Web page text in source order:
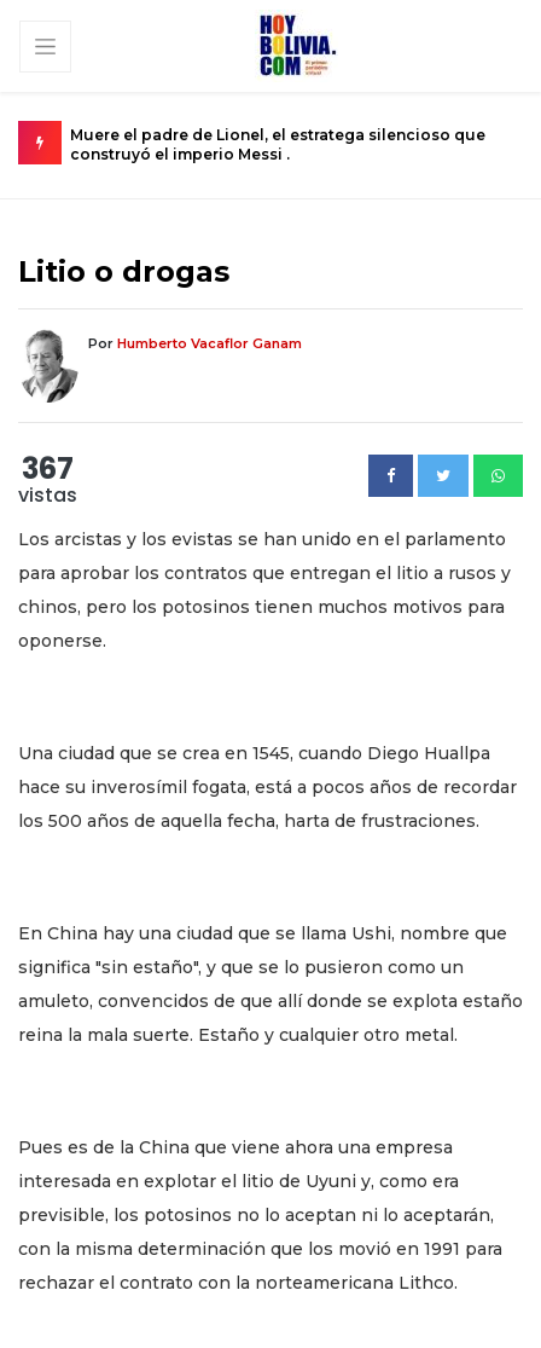
que
Urkupiña: El valle donde la piedra brota milagros y la fe
se convierte en realidad .
Litio o drogas
Por Humberto Vacaflor Ganam
367
vistas
Los arcistas y los evistas se han unido en el parlamento
para aprobar los contratos que entregan el litio a rusos y
chinos, pero los potosinos tienen muchos motivos para
oponerse.
Una ciudad que se crea en 1545, cuando Diego Huallpa
hace su inverosímil fogata, está a pocos años de recordar
los 500 años de aquella fecha, harta de frustraciones.
En China hay una ciudad que se llama Ushi, nombre que
significa "sin estaño", y que se lo pusieron como un
amuleto, convencidos de que allí donde se explota estaño
reina la mala suerte. Estaño y cualquier otro metal.
Pues es de la China que viene ahora una empresa
interesada en explotar el litio de Uyuni y, como era
previsible, los potosinos no lo aceptan ni lo aceptarán,
con la misma determinación que los movió en 1991 para
rechazar el contrato con la norteamericana Lithco.